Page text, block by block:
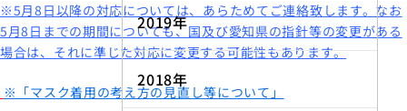
※5月8日以降の対応については、あらためてご連絡致します。なお
5月8日までの期間についても、国及び愛知県の指針等の変更がある
場合は、それに準じた対応に変更する可能性もあります。
※「マスク着用の考え方の見直し等について」
2019年
2018年